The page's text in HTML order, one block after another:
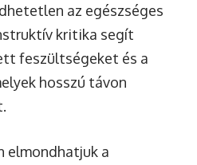
az egészséges
kritika segít
feszültségeket és a
hosszú távon
elmondhatjuk a